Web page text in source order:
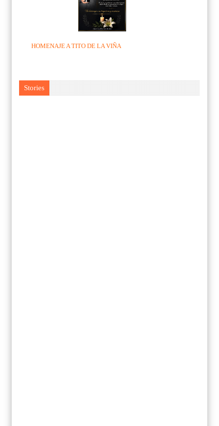
HOMENAJE A TITO DE LA VIÑA
Stories